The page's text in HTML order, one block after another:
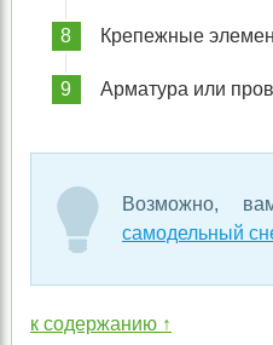
Крепежные
Арматура или
Возможно,
самодельный
к содержанию ↑